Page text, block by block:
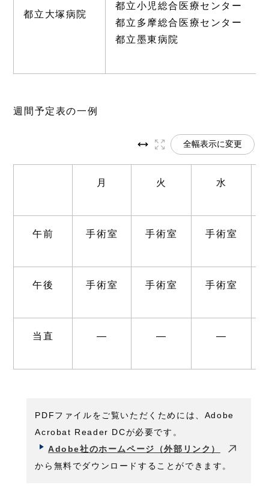
都立大塚病院
都立小児総合医療センター
都立多摩総合医療センター
都立墨東病院
週間予定表の一例
全幅表示に変更
月 火 水
午前 手術室 手術室 手術室
午後 手術室 手術室 手術室
当直 ― ― ―
PDFファイルをご覧いただくためには、Adobe
Acrobat Reader DCが必要です。
Adobe社のホームページ（外部リンク）
から無料でダウンロードすることができます。